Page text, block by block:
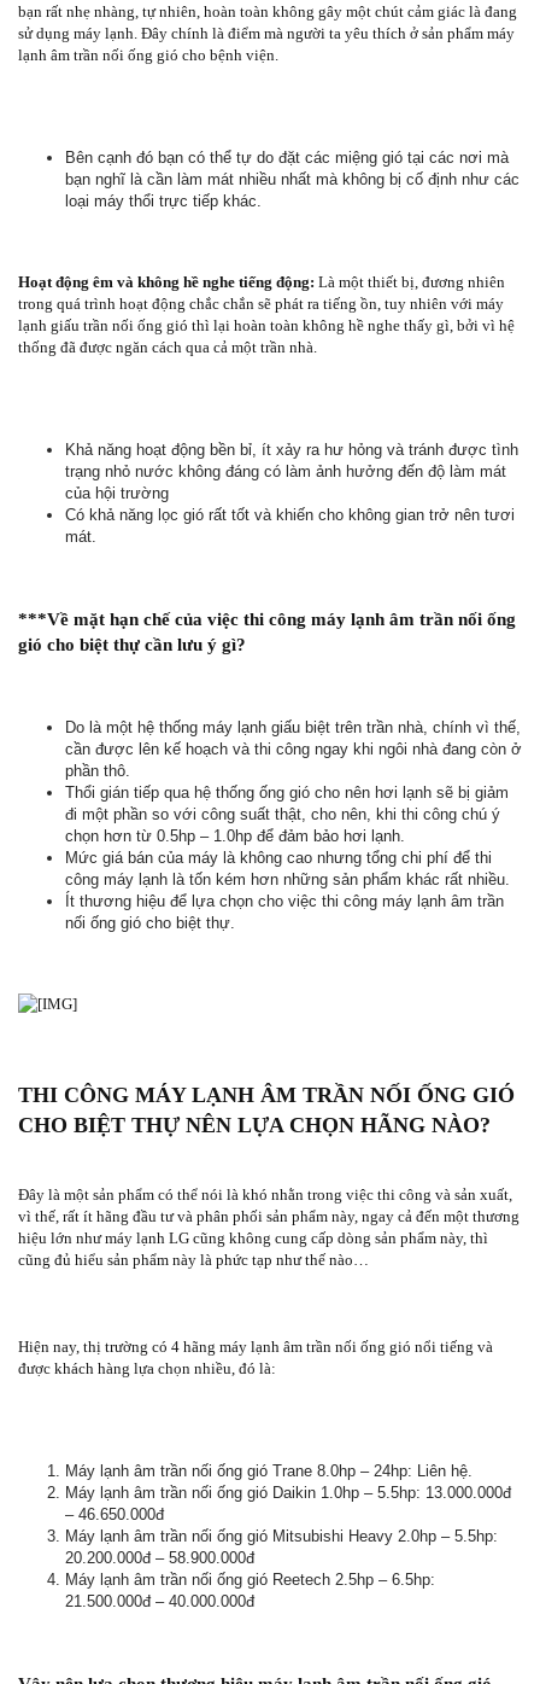
bạn rất nhẹ nhàng, tự nhiên, hoàn toàn không gây một chút cảm giác là đang
sử dụng máy lạnh. Đây chính là điểm mà người ta yêu thích ở sản phẩm máy
lạnh âm trần nối ống gió cho bệnh viện.
Bên cạnh đó bạn có thể tự do đặt các miệng gió tại các nơi mà
bạn nghĩ là cần làm mát nhiều nhất mà không bị cố định như các
loại máy thổi trực tiếp khác.
Hoạt động êm và không hề nghe tiếng động: Là một thiết bị, đương nhiên
trong quá trình hoạt động chắc chắn sẽ phát ra tiếng ồn, tuy nhiên với máy
lạnh giấu trần nối ống gió thì lại hoàn toàn không hề nghe thấy gì, bởi vì hệ
thống đã được ngăn cách qua cả một trần nhà.
Khả năng hoạt động bền bỉ, ít xảy ra hư hỏng và tránh được tình
trạng nhỏ nước không đáng có làm ảnh hưởng đến độ làm mát
của hội trường
Có khả năng lọc gió rất tốt và khiến cho không gian trở nên tươi
mát.
***Về mặt hạn chế của việc thi công máy lạnh âm trần nối ống
gió cho biệt thự cần lưu ý gì?
Do là một hệ thống máy lạnh giấu biệt trên trần nhà, chính vì thế,
cần được lên kế hoạch và thi công ngay khi ngôi nhà đang còn ở
phần thô.
Thổi gián tiếp qua hệ thống ống gió cho nên hơi lạnh sẽ bị giảm
đi một phần so với công suất thật, cho nên, khi thi công chú ý
chọn hơn từ 0.5hp – 1.0hp để đảm bảo hơi lạnh.
Mức giá bán của máy là không cao nhưng tổng chi phí để thi
công máy lạnh là tốn kém hơn những sản phẩm khác rất nhiều.
Ít thương hiệu để lựa chọn cho việc thi công máy lạnh âm trần
nối ống gió cho biệt thự.
THI CÔNG MÁY LẠNH ÂM TRẦN NỐI ỐNG GIÓ
CHO BIỆT THỰ NÊN LỰA CHỌN HÃNG NÀO?
Đây là một sản phẩm có thể nói là khó nhằn trong việc thi công và sản xuất,
vì thế, rất ít hãng đầu tư và phân phối sản phẩm này, ngay cả đến một thương
hiệu lớn như máy lạnh LG cũng không cung cấp dòng sản phẩm này, thì
cũng đủ hiểu sản phẩm này là phức tạp như thế nào…
Hiện nay, thị trường có 4 hãng máy lạnh âm trần nối ống gió nổi tiếng và
được khách hàng lựa chọn nhiều, đó là:
Máy lạnh âm trần nối ống gió Trane 8.0hp – 24hp: Liên hệ.
Máy lạnh âm trần nối ống gió Daikin 1.0hp – 5.5hp: 13.000.000đ
– 46.650.000đ
Máy lạnh âm trần nối ống gió Mitsubishi Heavy 2.0hp – 5.5hp:
20.200.000đ – 58.900.000đ
Máy lạnh âm trần nối ống gió Reetech 2.5hp – 6.5hp:
21.500.000đ – 40.000.000đ